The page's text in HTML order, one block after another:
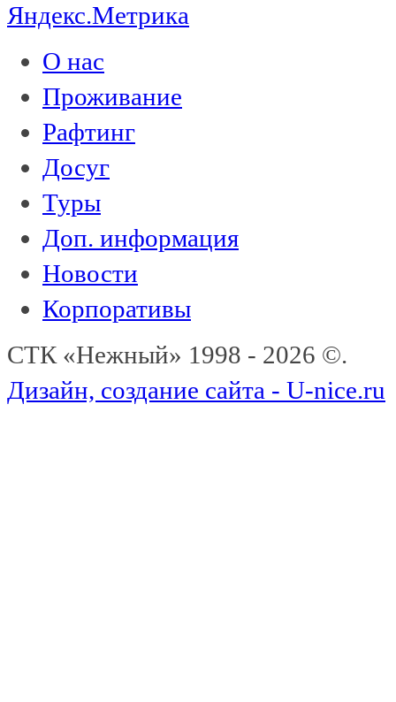
О нас
Проживание
Рафтинг
Досуг
Туры
Доп. информация
Новости
Корпоративы
СТК «Нежный» 1998 - 2026 ©.
Дизайн, создание сайта - U-nice.ru